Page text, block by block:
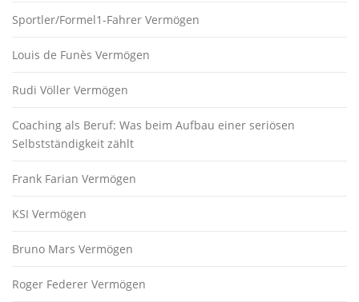
Sportler/Formel1-Fahrer Vermögen
Louis de Funès Vermögen
Rudi Völler Vermögen
Coaching als Beruf: Was beim Aufbau einer seriösen
Selbstständigkeit zählt
Frank Farian Vermögen
KSI Vermögen
Bruno Mars Vermögen
Roger Federer Vermögen